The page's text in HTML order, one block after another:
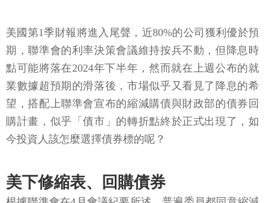
美國第1季財報將進入尾聲，近80%的公司獲利優於預
期，聯準會的利率決策會議維持按兵不動，但降息時
點可能將落在2024年下半年，然而就在上週公布的就
業數據超預期的滑落後，市場似乎又看見了降息的希
望，搭配上聯準會宣布的縮減購債與財政部的債券回
購計畫，似乎「債市」的轉折點終於正式出現了，如
今投資人該怎麼選擇債券標的呢？
美下修縮表、回購債券